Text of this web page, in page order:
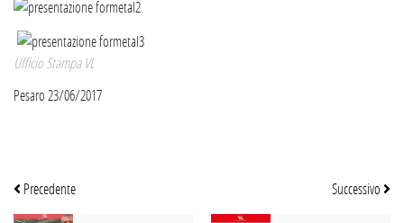
Ufficio Stampa VL
Pesaro 23/06/2017
Precedente Successivo